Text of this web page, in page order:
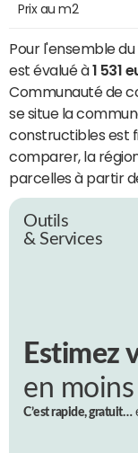
Prix au m2
Pour l'ensemble
est évalué à1 531
Communauté de
se situe la
constructibles est
comparer, la
parcelles à partir
Outils
& Services
Estimez
en
C’est rapide, gratuit…